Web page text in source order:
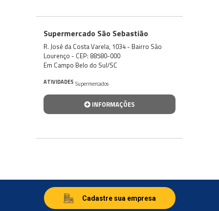
Supermercado São Sebastião
R. José da Costa Varela, 1034 - Bairro São
Lourenço - CEP: 88580-000
Em Campo Belo do Sul/SC
ATIVIDADES Supermercados
INFORMAÇÕES
Cadastre sua empresa